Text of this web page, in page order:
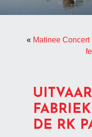
« Matinee
DE RK